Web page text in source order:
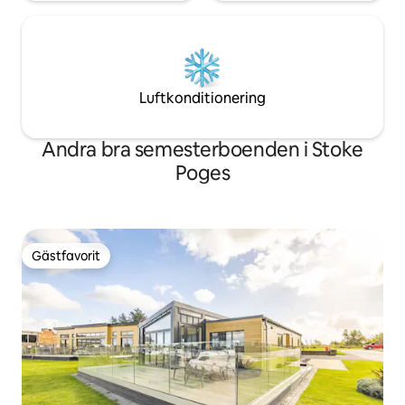
Luftkonditionering
Andra bra semesterboenden i Stoke
Poges
Gästfavorit
Gästfavorit